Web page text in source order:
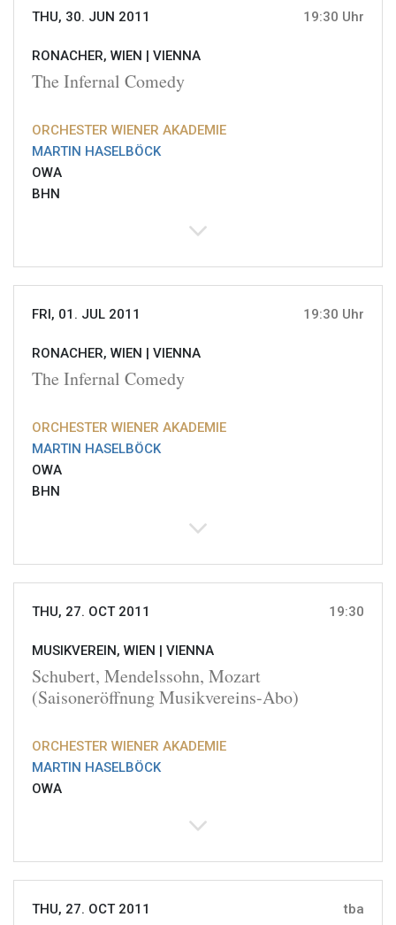
THU, 30. JUN 2011 19:30 Uhr
RONACHER, WIEN | VIENNA
The Infernal Comedy
ORCHESTER WIENER AKADEMIE
MARTIN HASELBÖCK
OWA
BHN
FRI, 01. JUL 2011 19:30 Uhr
RONACHER, WIEN | VIENNA
The Infernal Comedy
ORCHESTER WIENER AKADEMIE
MARTIN HASELBÖCK
OWA
BHN
THU, 27. OCT 2011 19:30
MUSIKVEREIN, WIEN | VIENNA
Schubert, Mendelssohn, Mozart
(Saisoneröffnung Musikvereins-Abo)
ORCHESTER WIENER AKADEMIE
MARTIN HASELBÖCK
OWA
THU, 27. OCT 2011 tba